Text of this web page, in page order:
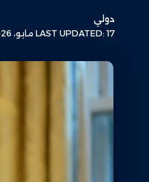
LAST UPDATED: 17 مايو، 2026 12:37 ص
دولي